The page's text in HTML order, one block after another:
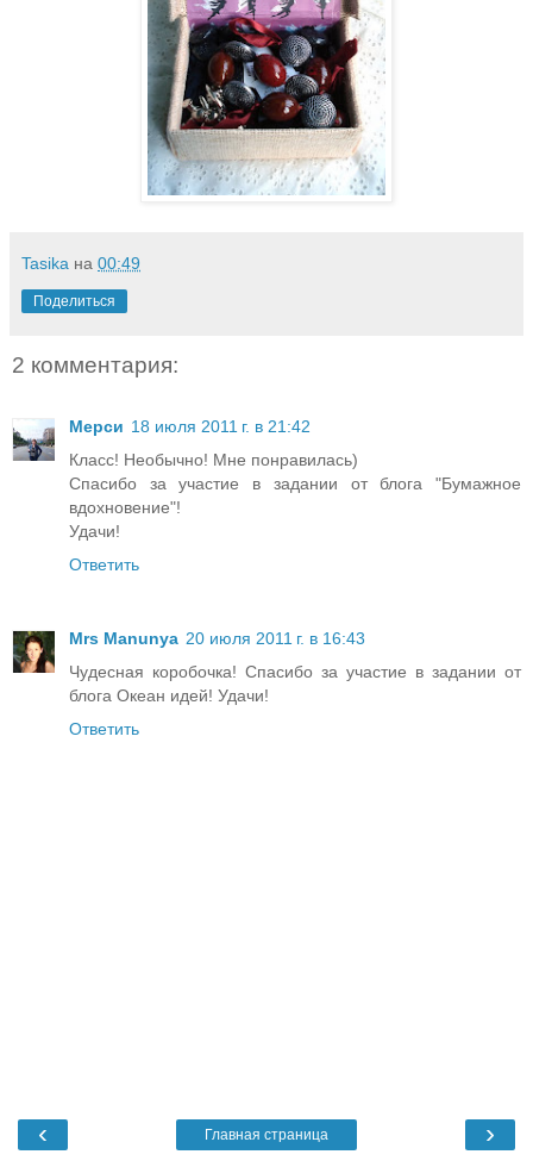
Tasika на 00:49
Поделиться
2 комментария:
Мерси 18 июля 2011 г. в 21:42
Класс! Необычно! Мне понравилась)
Спасибо за участие в задании от блога "Бумажное
вдохновение"!
Удачи!
Ответить
Mrs Manunya 20 июля 2011 г. в 16:43
Чудесная коробочка! Спасибо за участие в задании от
блога Океан идей! Удачи!
Ответить
‹ ›
Главная страница